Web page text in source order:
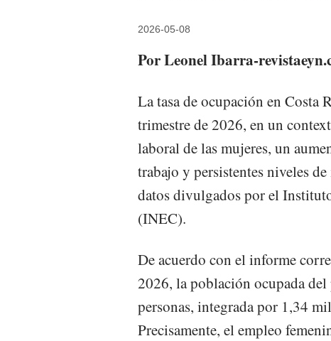
2026-05-08
Por Leonel Ibarra-
La tasa de ocupación en Costa
trimestre de 2026, en un
laboral de las mujeres, un
trabajo y persistentes niveles
datos divulgados por el
(INEC).
De acuerdo con el informe
2026, la población ocupada
personas, integrada por 1,34
Precisamente, el empleo